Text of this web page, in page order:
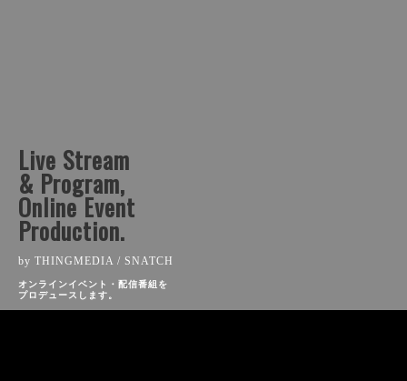
Live Stream
& Program,
Online Event
Production.
by THINGMEDIA / SNATCH
オンラインイベント・配信番組を
プロデュースします。